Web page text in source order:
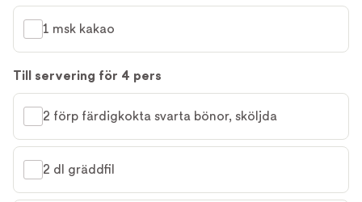
1 msk kakao
Till servering för 4 pers
2 förp färdigkokta svarta bönor, sköljda
2 dl gräddfil